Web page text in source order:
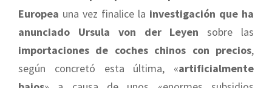
Europea una vez finalice la investigación que ha
anunciado Ursula von der Leyen sobre las
importaciones de coches chinos con precios,
según concretó esta última, «artificialmente